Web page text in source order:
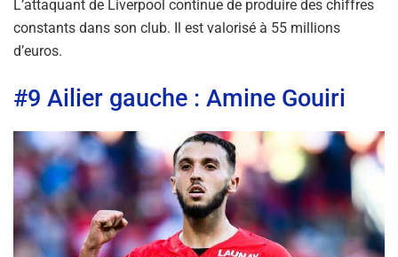
L’attaquant de Liverpool continue de produire des chiffres
constants dans son club. Il est valorisé à 55 millions
d’euros.
#9 Ailier gauche : Amine Gouiri